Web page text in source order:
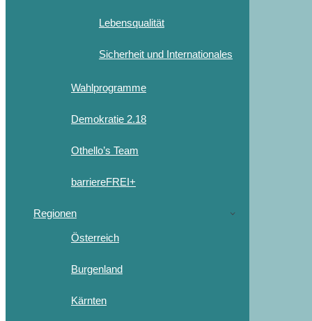
Lebensqualität
Sicherheit und Internationales
Wahlprogramme
Demokratie 2.18
Othello’s Team
barriereFREI+
Regionen
Österreich
Burgenland
Kärnten